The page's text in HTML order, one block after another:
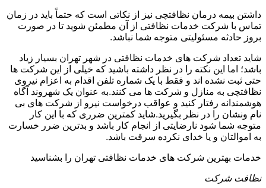
داشتن بیمه درمان نظافتچی نیز از نکاتی است که حتماً باید در زمان
تماس با شرکت خدمات نظافتی از آن مطمئن شوید تا در صورت
بروز حادثه مسئولیتی متوجه شما نباشد.
شاید تعداد شرکت های خدمات نظافتی در شهر تهران بسیار زیاد
باشد؛ اما این نکته را در نظر داشته باشید که خیلی از این شرکت ها
حتی ثبت نشده اند و فقط با یک شماره تلفن اقدام به اعزام نیروی
نظافتچی به منازل و شرکت ها می کنند.به عنوان یک شهروند آگاه
هوشمندانه رفتار کنید و عواقب درخواست نیرو از شرکت های بی
نام ونشان را در نظر بگیرید.شاید کمترین ضرری که با این کار
متوجه شما شود نارضایتی از انجام کار باشد و بدترین ضرر خسارت
به اموالتان و یا خدای نکرده سرقت باشد.
خدمات بهترین شرکت های خدمات نظافتی تهران را بشناسید
نظافت شرکت